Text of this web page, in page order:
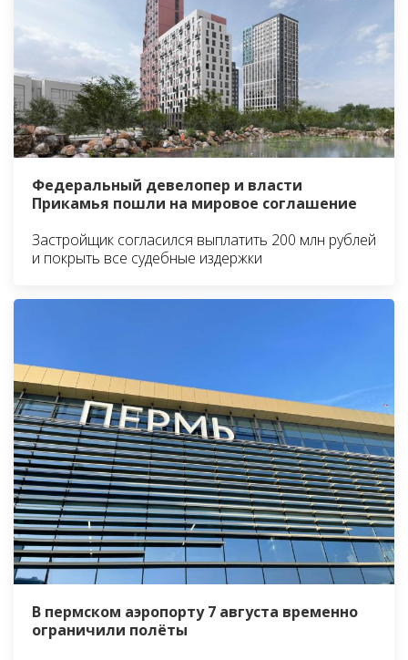
Федеральный девелопер и власти
Прикамья пошли на мировое соглашение
Застройщик согласился выплатить 200 млн рублей
и покрыть все судебные издержки
В пермском аэропорту 7 августа временно
ограничили полёты